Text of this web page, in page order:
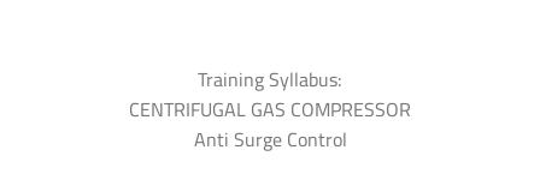
Training Syllabus:
CENTRIFUGAL GAS COMPRESSOR
Anti Surge Control